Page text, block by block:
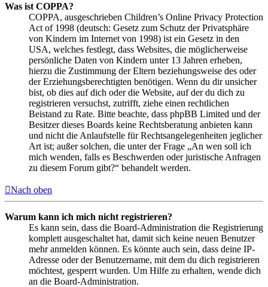
Was ist COPPA?
COPPA, ausgeschrieben Children’s Online Privacy Protection
Act of 1998 (deutsch: Gesetz zum Schutz der Privatsphäre
von Kindern im Internet von 1998) ist ein Gesetz in den
USA, welches festlegt, dass Websites, die möglicherweise
persönliche Daten von Kindern unter 13 Jahren erheben,
hierzu die Zustimmung der Eltern beziehungsweise des oder
der Erziehungsberechtigten benötigen. Wenn du dir unsicher
bist, ob dies auf dich oder die Website, auf der du dich zu
registrieren versuchst, zutrifft, ziehe einen rechtlichen
Beistand zu Rate. Bitte beachte, dass phpBB Limited und der
Besitzer dieses Boards keine Rechtsberatung anbieten kann
und nicht die Anlaufstelle für Rechtsangelegenheiten jeglicher
Art ist; außer solchen, die unter der Frage „An wen soll ich
mich wenden, falls es Beschwerden oder juristische Anfragen
zu diesem Forum gibt?“ behandelt werden.
Nach oben
Warum kann ich mich nicht registrieren?
Es kann sein, dass die Board-Administration die Registrierung
komplett ausgeschaltet hat, damit sich keine neuen Benutzer
mehr anmelden können. Es könnte auch sein, dass deine IP-
Adresse oder der Benutzername, mit dem du dich registrieren
möchtest, gesperrt wurden. Um Hilfe zu erhalten, wende dich
an die Board-Administration.